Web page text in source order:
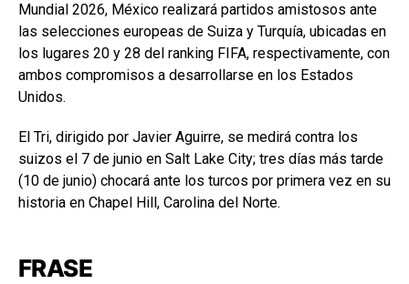
Mundial 2026, México realizará partidos amistosos ante
las selecciones europeas de Suiza y Turquía, ubicadas en
los lugares 20 y 28 del ranking FIFA, respectivamente, con
ambos compromisos a desarrollarse en los Estados
Unidos.
El Tri, dirigido por Javier Aguirre, se medirá contra los
suizos el 7 de junio en Salt Lake City; tres días más tarde
(10 de junio) chocará ante los turcos por primera vez en su
historia en Chapel Hill, Carolina del Norte.
FRASE